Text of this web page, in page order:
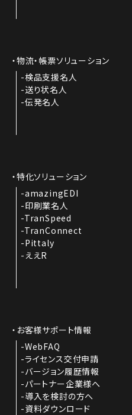
物流・帳票ソリューション
検品支援名人
送り状名人
伝発名人
特化ソリューション
amazingEDI
印刷業名人
TranSpeed
TranConnect
Pittaly
ええR
お客様サポート情報
WebFAQ
ライセンス交付申請
バージョン履歴情報
パートナー企業様へ
導入を検討の方へ
資料ダウンロード